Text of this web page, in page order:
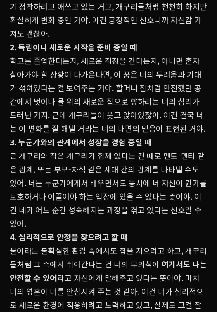
기 정착하려고 애쓰고 있는 거고, 개구리들처럼 천천히 하지만
확실하게 변화 중인 거야. 이건 긍정적인 신호니까 자신감 가
져도 괜찮아.
2. 독립이나 새로운 시작을 준비 중일 때
학교를 졸업한다든지, 새로운 직장을 간다든지, 아니면 혼자
살아가야 할 상황이 다가온다면, 이 꿈은 너의 두려움과 기대
가 섞여있다는 걸 보여주는 거야. 할머니 집처럼 안전했던 공
간에서 벗어나 물 위의 새로운 집으로 향하려는 너의 심리가
드러난 거지. 근데 개구리들이 웃고 앉아있잖아. 이건 결국 너
는 이 변화를 잘 해낼 거라는 너의 내면의 믿음이 표현된 거야.
3. 누군가와의 관계에서 성장을 경험 중일 때
큰 개구리와 작은 개구리가 함께 있다는 건 때로 멘토-멘티 같
은 관계, 또는 부모-자식 같은 세대 간의 관계를 나타낼 수도
있어. 너는 누군가에게서 배우면서도 동시에 너 자신이 뭔가를
보호하거나 이끌어야 하는 입장에 있을 수 있다는 뜻이야. 이
건 네가 어느 순간 성숙해지는 과정을 겪고 있다는 신호일 수
있어.
4. 심리적으로 안정을 찾으려고 할 때
물이라는 불확실한 환경 속에서도 집을 지으려고 하고, 개구리
들처럼 그 속에서 쉬어간다는 건 너의 무의식이 여기서도 나는
안전할 수 있어라고 자신에게 말해주고 있다는 뜻이야. 마치
너의 영혼이 너를 안심시켜 주는 것 같아. 이건 너가 심리적으
로 새로운 환경에 적응하려고 노력하고 있고, 실제로 그걸 잘